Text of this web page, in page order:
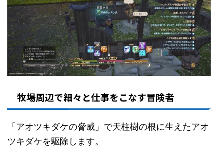
牧場周辺で細々と仕事をこなす冒険者
「アオツキダケの脅威」で天柱樹の根に生えたアオ
ツキダケを駆除します。